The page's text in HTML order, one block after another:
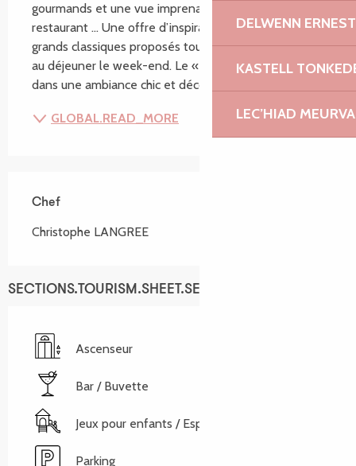
DELWENN
KASTELL
LEC’HIAD
gourmands et une vue imprenable sur mer ! Le
restaurant ... Une offre d’inspiration marine et de
grands classiques proposés tous les jours au dîner, et
au déjeuner le week-end. Le « Ti » Lounge ... Accueil
dans une ambiance chic et décontractée tous les...
GLOBAL.READ_MORE
Chef
Chef
Christophe LANGREE
SECTIONS.TOURISM.SHEET.SERVICES
Ascenseur
Bar / Buvette
Jeux pour enfants / Espace jeux
Parking